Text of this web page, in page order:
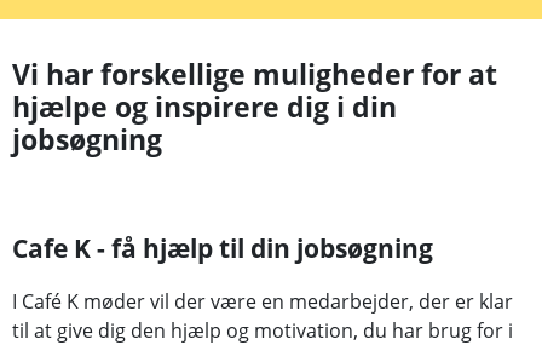
Vi har forskellige muligheder for at
hjælpe og inspirere dig i din
jobsøgning
Cafe K - få hjælp til din jobsøgning
I Café K møder vil der være en medarbejder, der er klar
til at give dig den hjælp og motivation, du har brug for i